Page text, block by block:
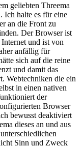
geliebten Threema
Ich halte es für eine
an die Front zu
Der Browser ist
und ist von
anfällig für
sich auf die reine
und damit das
Webtechniken die ein
in einen nativen
der
Browser
bewusst deaktiviert
dieses an und aus
Sinn und Zweck